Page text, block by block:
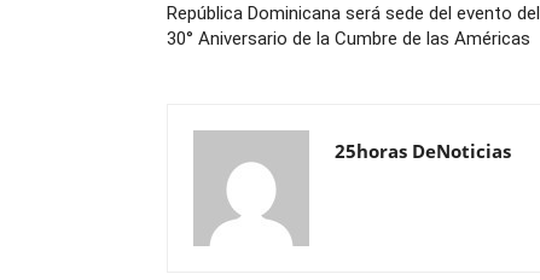
República Dominicana será sede del evento del
30° Aniversario de la Cumbre de las Américas
25horas DeNoticias